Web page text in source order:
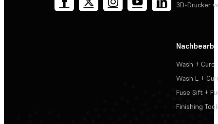
3D-Drucker
Wash + Cure
Wash L +
Fuse Sift +
Finishing